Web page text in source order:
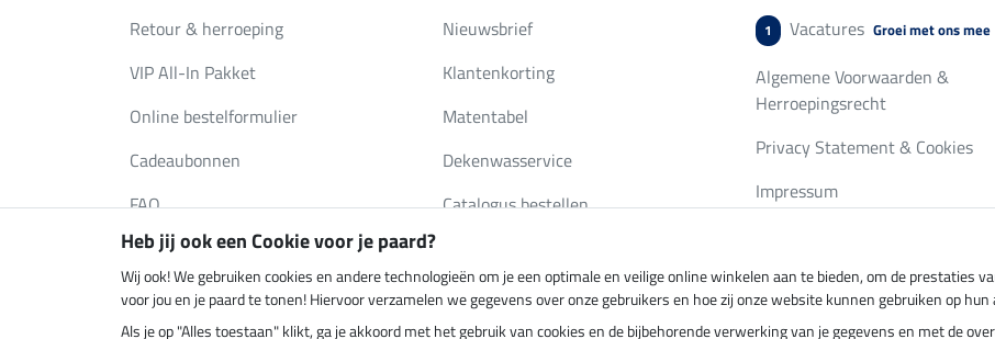
Retour & herroeping
VIP All-In Pakket
Online bestelformulier
Cadeaubonnen
FAQ
Nieuwsbrief
Klantenkorting
Matentabel
Dekenwasservice
Catalogus bestellen
1 Vacatures Groei met ons mee
Algemene Voorwaarden &
Herroepingsrecht
Privacy Statement & Cookies
Impressum
Klimaatneutrale shop Verzending per Veilig betalen met
Heb jij ook een Cookie voor je paard?
Wij ook! We gebruiken cookies en andere technologieën om je een optimale en veilige online winkelen aan te bieden, om de prestaties
voor jou en je paard te tonen! Hiervoor verzamelen we gegevens over onze gebruikers en hoe zij onze website kunnen gebruiken op hun
Als je op "Alles toestaan" klikt, ga je akkoord met het gebruik van cookies en de bijbehorende verwerking van je gegevens en met de